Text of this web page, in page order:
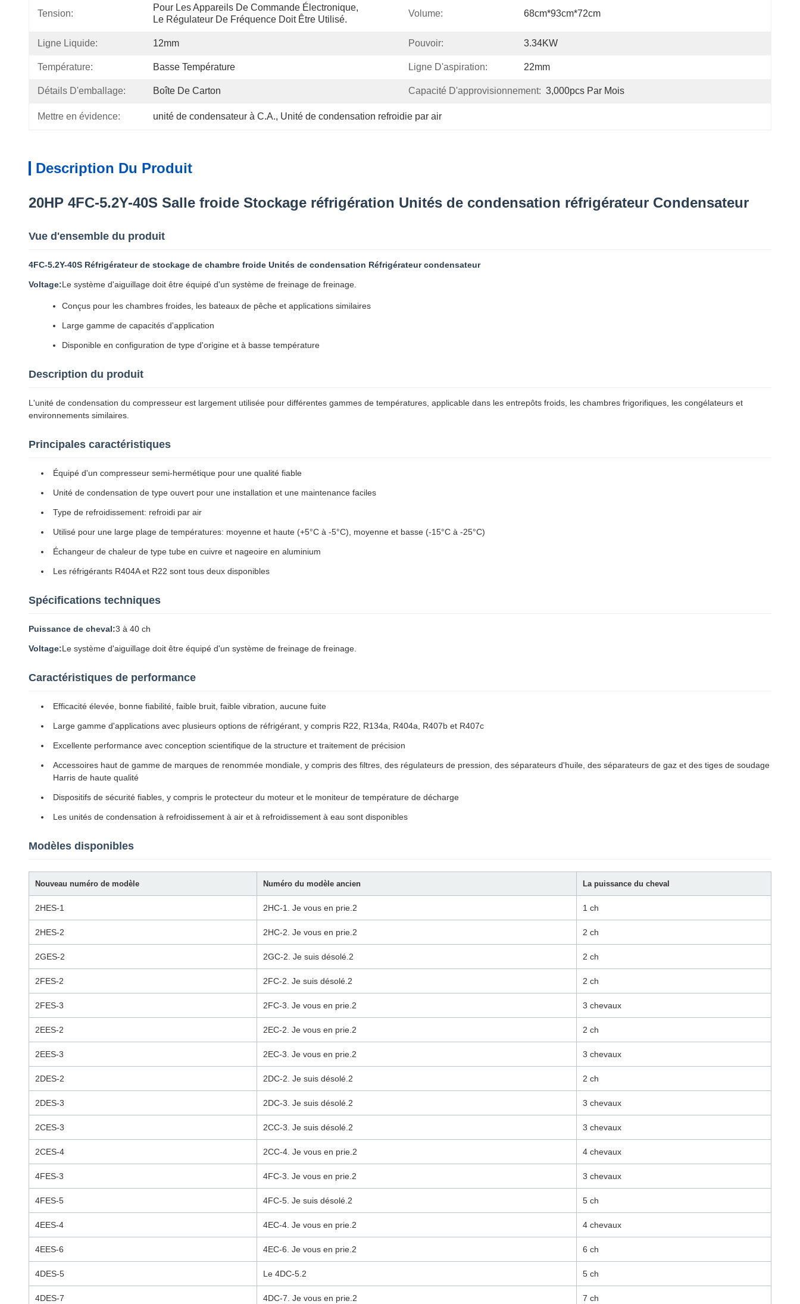
Tension:
Pour Les Appareils De Commande Électronique,
Le Régulateur De Fréquence Doit Être Utilisé.
Volume: 68cm*93cm*72cm
Ligne Liquide: 12mm Pouvoir: 3.34KW
Température: Basse Température Ligne D'aspiration: 22mm
Détails D'emballage: Boîte De Carton Capacité D'approvisionnement: 3,000pcs Par Mois
Mettre en évidence: unité de condensateur à C.A., Unité de condensation refroidie par air
Description Du Produit
20HP 4FC-5.2Y-40S Salle froide Stockage réfrigération Unités de condensation réfrigérateur Condensateur
Vue d'ensemble du produit
4FC-5.2Y-40S Réfrigérateur de stockage de chambre froide Unités de condensation Réfrigérateur condensateur
Voltage:Le système d'aiguillage doit être équipé d'un système de freinage de freinage.
Conçus pour les chambres froides, les bateaux de pêche et applications similaires
Large gamme de capacités d'application
Disponible en configuration de type d'origine et à basse température
Description du produit
L'unité de condensation du compresseur est largement utilisée pour différentes gammes de températures, applicable dans les entrepôts froids, les chambres frigorifiques, les congélateurs et
environnements similaires.
Principales caractéristiques
Équipé d'un compresseur semi-hermétique pour une qualité fiable
Unité de condensation de type ouvert pour une installation et une maintenance faciles
Type de refroidissement: refroidi par air
Utilisé pour une large plage de températures: moyenne et haute (+5°C à -5°C), moyenne et basse (-15°C à -25°C)
Échangeur de chaleur de type tube en cuivre et nageoire en aluminium
Les réfrigérants R404A et R22 sont tous deux disponibles
Spécifications techniques
Puissance de cheval:3 à 40 ch
Voltage:Le système d'aiguillage doit être équipé d'un système de freinage de freinage.
Caractéristiques de performance
Efficacité élevée, bonne fiabilité, faible bruit, faible vibration, aucune fuite
Large gamme d'applications avec plusieurs options de réfrigérant, y compris R22, R134a, R404a, R407b et R407c
Excellente performance avec conception scientifique de la structure et traitement de précision
Accessoires haut de gamme de marques de renommée mondiale, y compris des filtres, des régulateurs de pression, des séparateurs d'huile, des séparateurs de gaz et des tiges de soudage
Harris de haute qualité
Dispositifs de sécurité fiables, y compris le protecteur du moteur et le moniteur de température de décharge
Les unités de condensation à refroidissement à air et à refroidissement à eau sont disponibles
Modèles disponibles
Nouveau numéro de modèle Numéro du modèle ancien La puissance du cheval
2HES-1 2HC-1. Je vous en prie.2 1 ch
2HES-2 2HC-2. Je vous en prie.2 2 ch
2GES-2 2GC-2. Je suis désolé.2 2 ch
2FES-2 2FC-2. Je suis désolé.2 2 ch
2FES-3 2FC-3. Je vous en prie.2 3 chevaux
2EES-2 2EC-2. Je vous en prie.2 2 ch
2EES-3 2EC-3. Je vous en prie.2 3 chevaux
2DES-2 2DC-2. Je suis désolé.2 2 ch
2DES-3 2DC-3. Je suis désolé.2 3 chevaux
2CES-3 2CC-3. Je suis désolé.2 3 chevaux
2CES-4 2CC-4. Je vous en prie.2 4 chevaux
4FES-3 4FC-3. Je vous en prie.2 3 chevaux
4FES-5 4FC-5. Je suis désolé.2 5 ch
4EES-4 4EC-4. Je vous en prie.2 4 chevaux
4EES-6 4EC-6. Je vous en prie.2 6 ch
4DES-5 Le 4DC-5.2 5 ch
4DES-7 4DC-7. Je vous en prie.2 7 ch